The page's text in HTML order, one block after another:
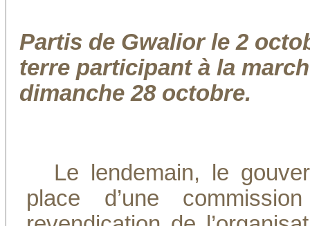
Partis de Gwalior le 2
terre participant à la
dimanche 28 octobre.
Le lendemain, le
place d’une